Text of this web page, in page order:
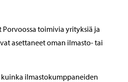
toimivia yrityksiä ja
asettaneet oman ilmasto- tai
ilmastokumppaneiden